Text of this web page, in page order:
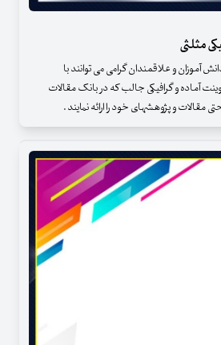
مثلثی
آموزان و علاقمندان گرامی می توانند با
آماده و گرافیکی جالب که در بانک مقالات
مقالات و پژوهشهای خود را ارائه نمایند .